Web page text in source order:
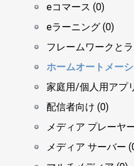
eコマース (0)
eラーニング (0)
フレームワークと
ホームオートメー
家庭用/個人用アプ
配信者向け (0)
メディア プレーヤ
メディア サーバー